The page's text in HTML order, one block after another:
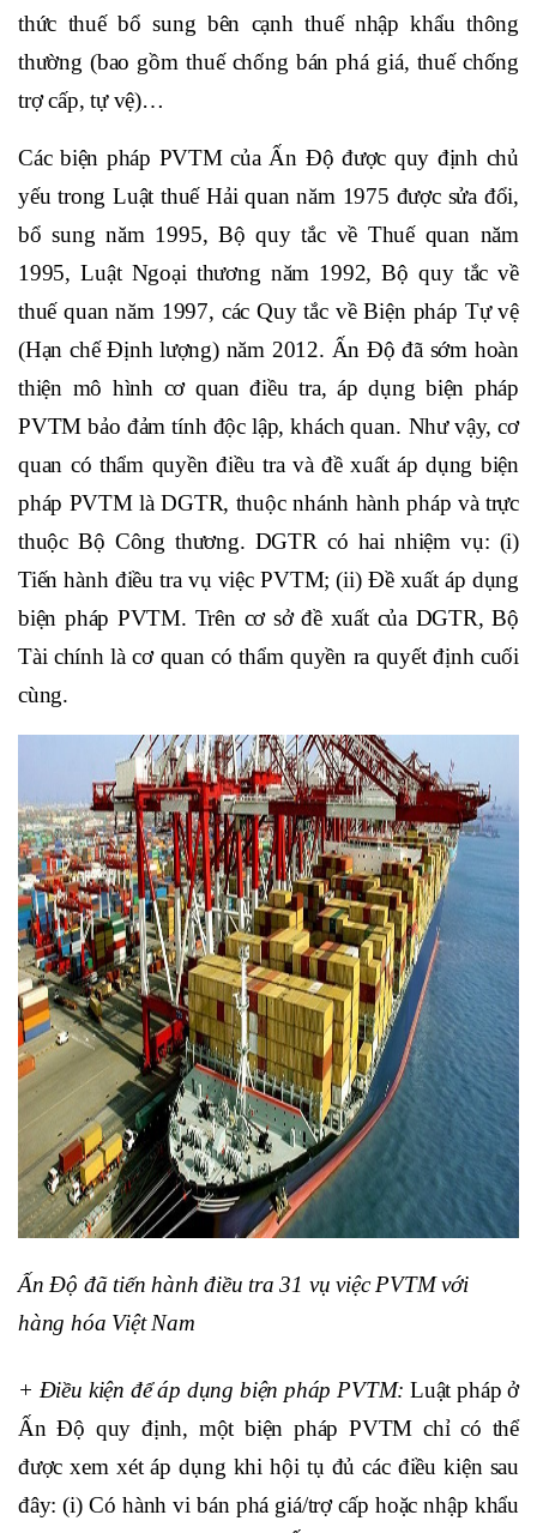
thức thuế bổ sung bên cạnh thuế nhập khẩu thông
thường (bao gồm thuế chống bán phá giá, thuế chống
trợ cấp, tự vệ)…
Các biện pháp PVTM của Ấn Độ được quy định chủ
yếu trong Luật thuế Hải quan năm 1975 được sửa đổi,
bổ sung năm 1995, Bộ quy tắc về Thuế quan năm
1995, Luật Ngoại thương năm 1992, Bộ quy tắc về
thuế quan năm 1997, các Quy tắc về Biện pháp Tự vệ
(Hạn chế Định lượng) năm 2012. Ấn Độ đã sớm hoàn
thiện mô hình cơ quan điều tra, áp dụng biện pháp
PVTM bảo đảm tính độc lập, khách quan. Như vậy, cơ
quan có thẩm quyền điều tra và đề xuất áp dụng biện
pháp PVTM là DGTR, thuộc nhánh hành pháp và trực
thuộc Bộ Công thương. DGTR có hai nhiệm vụ: (i)
Tiến hành điều tra vụ việc PVTM; (ii) Đề xuất áp dụng
biện pháp PVTM. Trên cơ sở đề xuất của DGTR, Bộ
Tài chính là cơ quan có thẩm quyền ra quyết định cuối
cùng.
Ấn Độ đã tiến hành điều tra 31 vụ việc PVTM với
hàng hóa Việt Nam
+ Điều kiện để áp dụng biện pháp PVTM: Luật pháp ở
Ấn Độ quy định, một biện pháp PVTM chỉ có thể
được xem xét áp dụng khi hội tụ đủ các điều kiện sau
đây: (i) Có hành vi bán phá giá/trợ cấp hoặc nhập khẩu